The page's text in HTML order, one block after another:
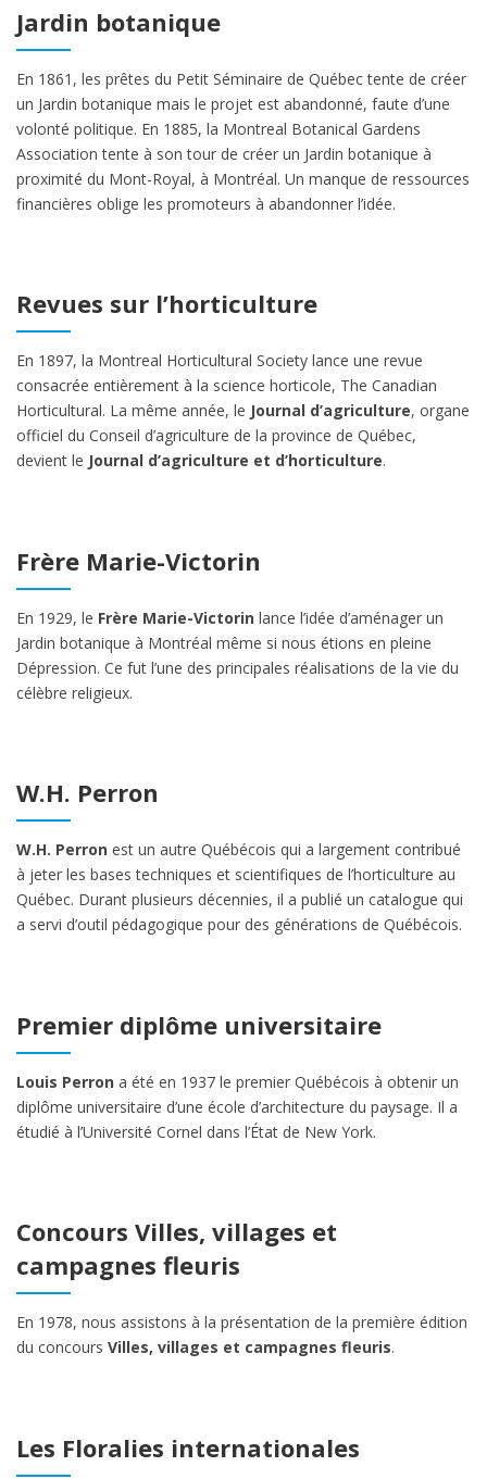
Jardin botanique
En 1861, les prêtes du Petit Séminaire de Québec tente de créer
un Jardin botanique mais le projet est abandonné, faute d’une
volonté politique. En 1885, la Montreal Botanical Gardens
Association tente à son tour de créer un Jardin botanique à
proximité du Mont-Royal, à Montréal. Un manque de ressources
financières oblige les promoteurs à abandonner l’idée.
Revues sur l’horticulture
En 1897, la Montreal Horticultural Society lance une revue
consacrée entièrement à la science horticole, The Canadian
Horticultural. La même année, le Journal d’agriculture, organe
officiel du Conseil d’agriculture de la province de Québec,
devient le Journal d’agriculture et d’horticulture.
Frère Marie-Victorin
En 1929, le Frère Marie-Victorin lance l’idée d’aménager un
Jardin botanique à Montréal même si nous étions en pleine
Dépression. Ce fut l’une des principales réalisations de la vie du
célèbre religieux.
W.H. Perron
W.H. Perron est un autre Québécois qui a largement contribué
à jeter les bases techniques et scientifiques de l’horticulture au
Québec. Durant plusieurs décennies, il a publié un catalogue qui
a servi d’outil pédagogique pour des générations de Québécois.
Premier diplôme universitaire
Louis Perron a été en 1937 le premier Québécois à obtenir un
diplôme universitaire d’une école d’architecture du paysage. Il a
étudié à l’Université Cornel dans l’État de New York.
Concours Villes, villages et
campagnes fleuris
En 1978, nous assistons à la présentation de la première édition
du concours Villes, villages et campagnes fleuris.
Les Floralies internationales